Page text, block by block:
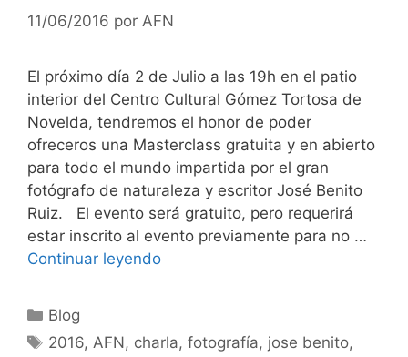
11/06/2016 por AFN
El próximo día 2 de Julio a las 19h en el patio
interior del Centro Cultural Gómez Tortosa de
Novelda, tendremos el honor de poder
ofreceros una Masterclass gratuita y en abierto
para todo el mundo impartida por el gran
fotógrafo de naturaleza y escritor José Benito
Ruiz. El evento será gratuito, pero requerirá
estar inscrito al evento previamente para no …
Continuar leyendo
Categorías
Blog
Etiquetas
2016, AFN, charla,fotografía, jose benito,